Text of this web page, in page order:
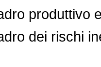
produttivo
dei rischi